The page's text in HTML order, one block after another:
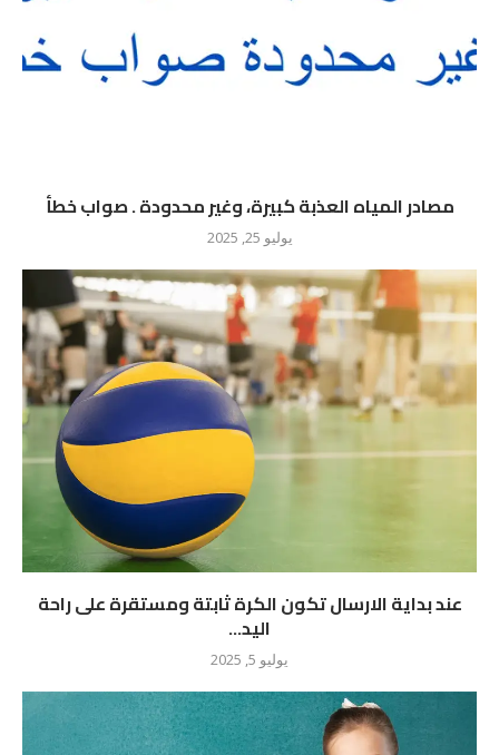
مصادر المياه العذبة كبيرة، وغير محدودة . صواب خطأ
يوليو 25, 2025
عند بداية الارسال تكون الكرة ثابتة ومستقرة على راحة
اليد...
يوليو 5, 2025